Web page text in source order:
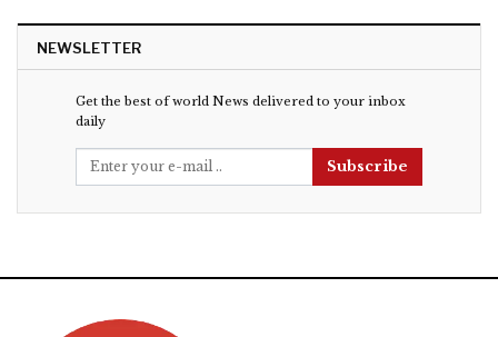
NEWSLETTER
Get the best of world News delivered to your inbox
daily
Subscribe